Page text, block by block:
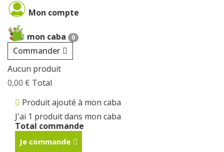
Mon compte
mon caba 0
Commander
Aucun produit
0,00 € Total
Produit ajouté à mon caba
J'ai 1 produit dans mon caba
Total commande
Je commande
Cookies management panel